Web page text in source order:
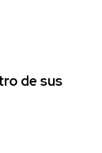
de sus